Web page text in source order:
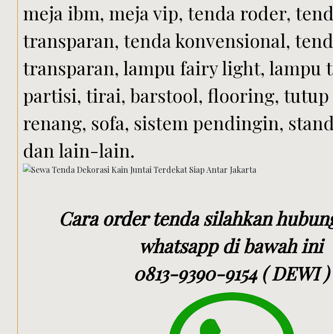
meja ibm, meja vip, tenda roder,
transparan, tenda konvensional,
transparan, lampu fairy light, lampu
partisi, tirai, barstool, flooring, tutup
renang, sofa, sistem pendingin,
dan lain-lain.
Cara order tenda silahkan
whatsapp di bawah ini
0813-9390-9154 ( DEWI )